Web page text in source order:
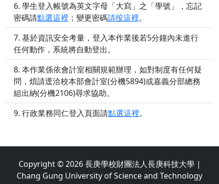
學生登入帳號為英文字母「大寫」之「學號」，忘記
密碼請點選這裡 ；變更密碼請按這裡。
基於資訊安全考量，登入本作業後若5分鐘內未進行
任何動作，系統將自動登出。
本作業係依會計室相關規範辦理，如對制度有任何疑
問，煩請逕洽校本部會計室(分機5894)或嘉義分部總務
組出納(分機2106)尋求協助。
行政業務同仁登入頁面請點選這裡。
Copyright © 2026 長庚學校財團法人長庚科技大學 |
Chang Gung University of Science and Technology